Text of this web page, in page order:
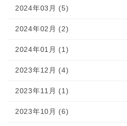
2024年03月 (5)
2024年02月 (2)
2024年01月 (1)
2023年12月 (4)
2023年11月 (1)
2023年10月 (6)